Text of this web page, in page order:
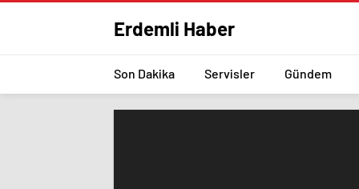
Erdemli Haber
Son Dakika Servisler Gündem